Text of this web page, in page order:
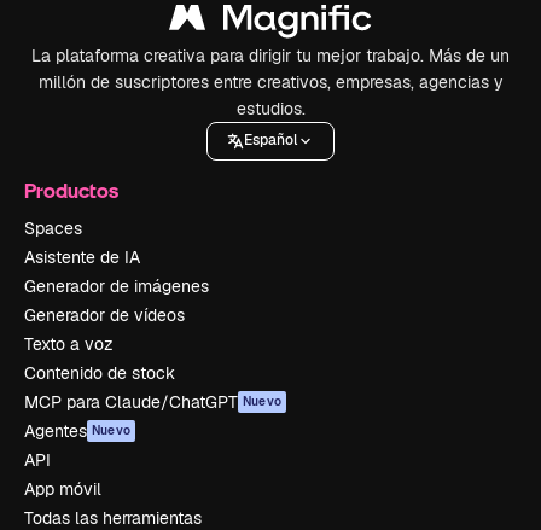
La plataforma creativa para dirigir tu mejor trabajo. Más de un
millón de suscriptores entre creativos, empresas, agencias y
estudios.
Español
Productos
Spaces
Asistente de IA
Generador de imágenes
Generador de vídeos
Texto a voz
Contenido de stock
MCP para Claude/ChatGPT Nuevo
Agentes Nuevo
API
App móvil
Todas las herramientas